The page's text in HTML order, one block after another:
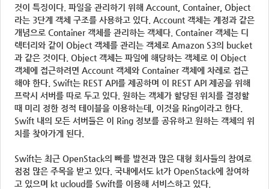
것이 특징이다. 파일을 관리하기 위해 Account, Container, Object
라는 3단계 객체 구조를 사용하고 있다. Account 객체는 계정과 같은
개념으로 Container 객체를 관리하는 객체다. Container 객체는 디
렉터리와 같이 Object 객체를 관리는 객체로 Amazon S3의 bucket
과 같은 것이다. Object 객체는 파일에 해당하는 객체로 이 Object
객체에 접근하려면 Account 객체와 Container 객체에 차례로 접근
해야 한다. Swift는 REST API를 제공하며 이 REST API 제공을 위해
프락시 서버를 따로 두고 있다. 원하는 객체가 할당된 위치를 결정할
때 미리 정한 정적 테이블을 이용하는데, 이것을 Ring이라고 한다.
Swift 내의 모든 서버들은 이 Ring 정보를 공유하고 원하는 객체의 위
치를 찾아가게 된다.
Swift는 최근 OpenStack의 빠를 발전과 많은 대형 회사들의 참여로
점점 많은 주목을 받고 있다. 국내에서도 kt가 OpenStack에 참여하
고 있으며 kt ucloud를 Swift를 이용해 서비스하고 있다.